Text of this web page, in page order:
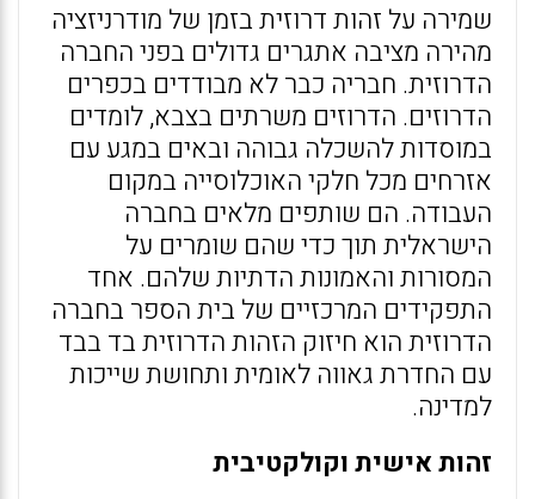
שמירה על זהות דרוזית בזמן של מודרניזציה
מהירה מציבה אתגרים גדולים בפני החברה
הדרוזית. חבריה כבר לא מבודדים בכפרים
הדרוזים. הדרוזים משרתים בצבא, לומדים
במוסדות להשכלה גבוהה ובאים במגע עם
אזרחים מכל חלקי האוכלוסייה במקום
העבודה. הם שותפים מלאים בחברה
הישראלית תוך כדי שהם שומרים על
המסורות והאמונות הדתיות שלהם. אחד
התפקידים המרכזיים של בית הספר בחברה
הדרוזית הוא חיזוק הזהות הדרוזית בד בבד
עם החדרת גאווה לאומית ותחושת שייכות
למדינה.
זהות אישית וקולקטיבית